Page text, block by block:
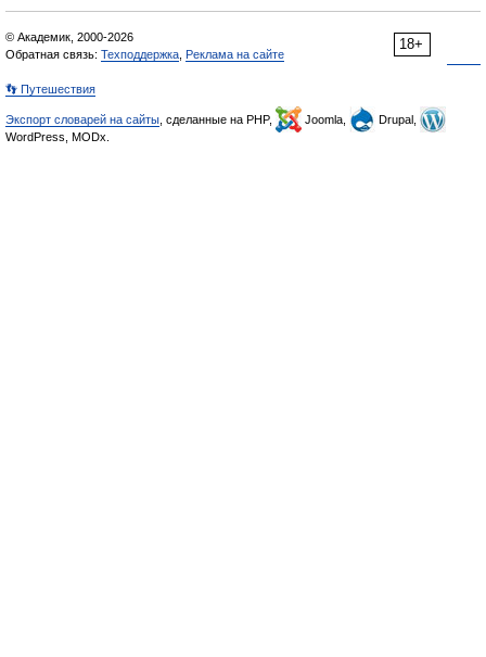
18+
© Академик, 2000-2026
Обратная связь: Техподдержка Реклама на сайте
👣 Путешествия
Экспорт словарей на сайты , сделанные на PHP, Joomla,
Drupal,
WordPress, MODx.